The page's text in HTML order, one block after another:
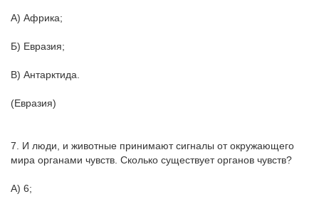
А) Африка;
Б) Евразия;
В) Антарктида.
(Евразия)
7. И люди, и животные принимают сигналы от окружающего
мира органами чувств. Сколько существует органов чувств?
А) 6;